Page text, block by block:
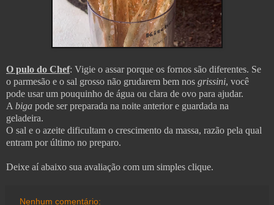
O pulo do Chef: Vigie o assar porque os fornos são diferentes. Se
o parmesão e o sal grosso não grudarem bem nos grissini, você
pode usar um pouquinho de água ou clara de ovo para ajudar.
A biga pode ser preparada na noite anterior e guardada na
geladeira.
O sal e o azeite dificultam o crescimento da massa, razão pela qual
entram por último no preparo.
Deixe aí abaixo sua avaliação com um simples clique.
Nenhum comentário: